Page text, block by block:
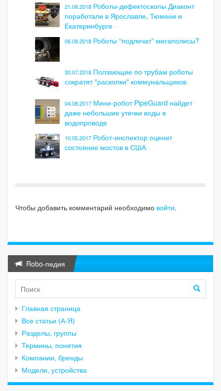
21.08.2018 Роботы-дефектоскопы Диаконт
поработали в Ярославле, Тюмени и
Екатеринбурге
06.08.2018 Роботы “подлечат” мегаполисы?
30.07.2018 Ползающие по трубам роботы
сократят "раскопки" коммунальщиков
04.08.2017 Мини-робот PipeGuard найдет
даже небольшие утечки воды в
водопроводе
10.05.2017 Робот-инспектор оценит
состояние мостов в США
Чтобы добавить комментарий необходимо войти.
Robo-педия
Главная страница
Все статьи (А-Я)
Разделы, группы
Термины, понятия
Компании, бренды
Модели, устройства